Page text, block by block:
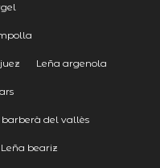
Leña argenola
barberà del vallès
Leña beariz